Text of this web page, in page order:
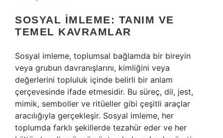
SOSYAL İMLEME: TANIM VE
TEMEL KAVRAMLAR
Sosyal imleme, toplumsal bağlamda bir bireyin
veya grubun davranışlarını, kimliğini veya
değerlerini topluluk içinde belirli bir anlam
çerçevesinde ifade etmesidir. Bu süreç, dil, jest,
mimik, semboller ve ritüeller gibi çeşitli araçlar
aracılığıyla gerçekleşir. Sosyal imleme, her
toplumda farklı şekillerde tezahür eder ve her